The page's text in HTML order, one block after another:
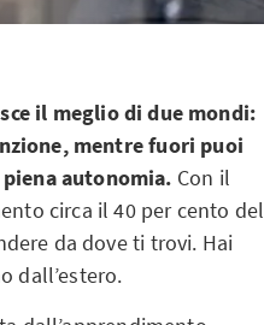
il meglio di due mondi:
mentre fuori puoi
autonomia. Con il
circa il 40 per cento del
da dove ti trovi. Hai
dall’estero.